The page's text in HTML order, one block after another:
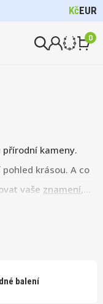
KčEUR
0
kameny.
krásou. A co
vaše znamení,
balení